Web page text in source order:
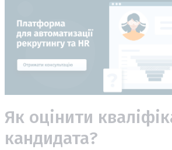
Як оцінити
кандидата?